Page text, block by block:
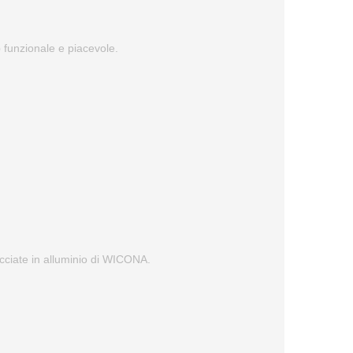
e piacevole.
in alluminio di WICONA.